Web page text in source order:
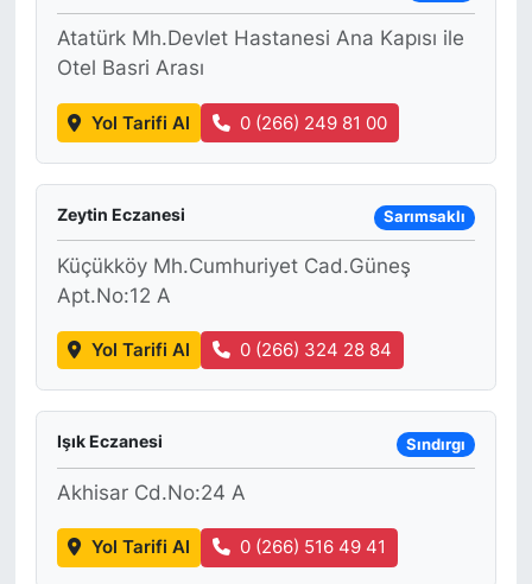
Atatürk Mh.Devlet Hastanesi Ana Kapısı ile
Otel Basri Arası
Yol Tarifi Al 0 (266) 249 81 00
Zeytin Eczanesi Sarımsaklı
Küçükköy Mh.Cumhuriyet Cad.Güneş
Apt.No:12 A
Yol Tarifi Al 0 (266) 324 28 84
Işık Eczanesi Sındırgı
Akhisar Cd.No:24 A
Yol Tarifi Al 0 (266) 516 49 41